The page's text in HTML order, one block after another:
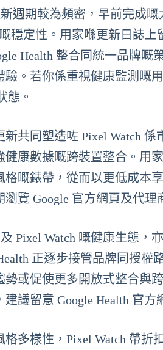
週期較為頻密，早前完成
穩定性。用家喺更新日誌
Health 整合同統一品牌
驗。若你係重視健康監測嘅
態。
共同塑造咗 Pixel Watch
康數據嘅跨裝置整合。用
嘅錶帶，從而以更低成本
覽 Google 官方網頁及代理
Pixel Watch 嘅健康生態
正逐步接管品牌同授
勢或促使更多開放式整合與
議留意 Google Health 官方
多樣性，Pixel Watch 帶折